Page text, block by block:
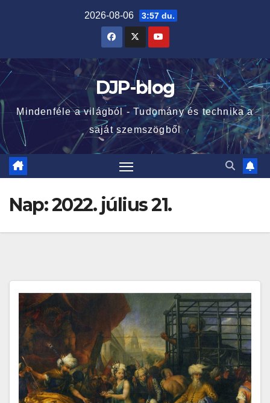
2026-08-06 3:57 du.
DJP-blog
Mindenféle a világból - Tudomány és technika a
saját szemszögből
Nap:2022. július 21.